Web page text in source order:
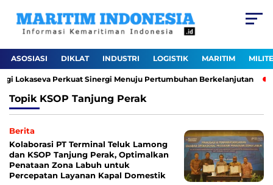
ASOSIASI DIKLAT INDUSTRI LOGISTIK MARITIM
Lokaseva Perkuat Sinergi Menuju Pertumbuhan Berkelanjutan
Topik KSOP Tanjung Perak
Berita
Kolaborasi PT Terminal Teluk Lamong
dan KSOP Tanjung Perak, Optimalkan
Penataan Zona Labuh untuk
Percepatan Layanan Kapal Domestik